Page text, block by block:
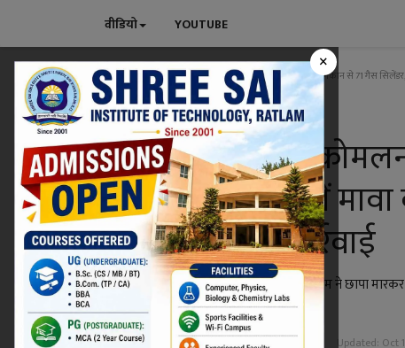
वीडियो YOUTUBE
×
Home मध्यप्रदेश रतलाम ये ऐसे नहीं सुधरेंगे ! कोमलनगर के मकान से 71 गैस सिलेंडर,
रतलाम
ये ऐसे नहीं सुधरेंगे !
सिलेंडर, भारी मात्रा में
की शिकायत पर कार्रवाई
कलेक्टर के निर्देश पर खाद्य एवं नागरिक आपूर्ति निगम ने छापा
जब्त की।
Niraj Kumar Shukla Oct 18, 2022 - 20:07 Updated: Oct